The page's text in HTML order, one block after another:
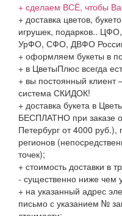
+ сделаем ВСЁ, чтобы
+ доставка цветов,
игрушек, подарков..
УрФО, СФО, ДВФО
+ оформляем букеты в
+ в ЦветыПлюс всегда
+ вы постоянный клиент
система СКИДОК!
+ доставка букета в
БЕСПЛАТНО при заказе
Петербург от 4000
регионов
точек);
+ стоимость доставки в
- существенно ниже чем
+ на указанный адрес
письмо с указанием №